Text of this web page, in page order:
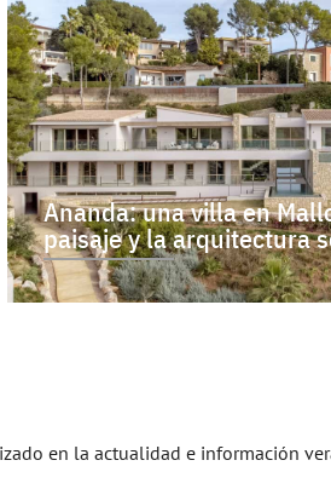
Ananda: una villa en
paisaje y la arquitectura
en la actualidad e información